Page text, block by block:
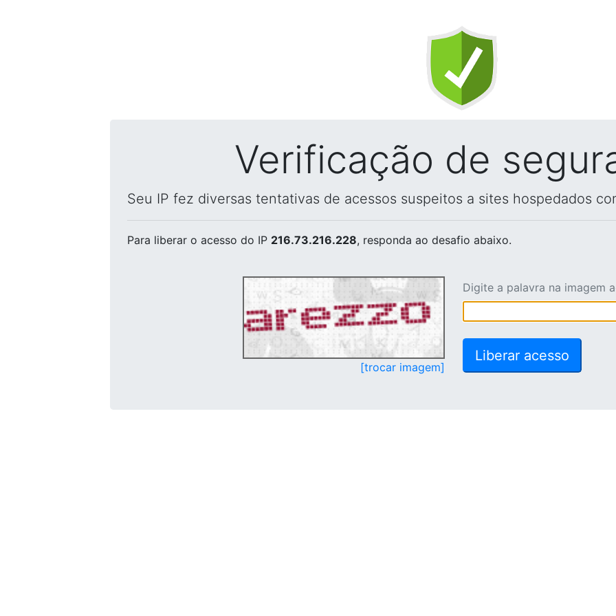
Verificação de
Seu IP fez diversas tentativas de acessos suspeitos a sites hospedados
Para liberar o acesso do IP 216.73.216.228, responda ao desafio abaixo.
[trocar imagem]
Digite a palavra na imagem